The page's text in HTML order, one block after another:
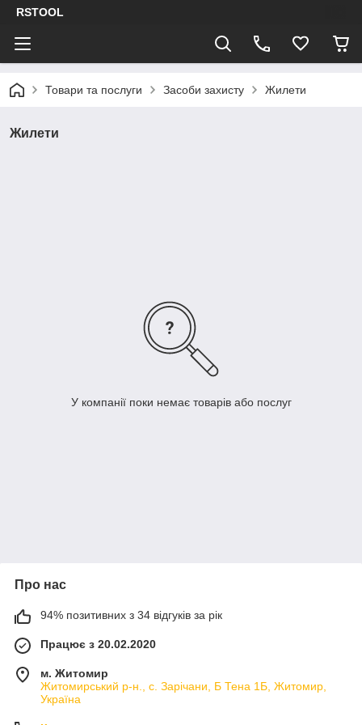
RSTOOL
Товари та послуги Засоби захисту Жилети
Жилети
У компанії поки немає товарів або послуг
Про нас
94% позитивних з 34 відгуків за рік
Працює з 20.02.2020
м. Житомир
Житомирський р-н., с. Зарічани, Б Тена 1Б, Житомир,
Україна